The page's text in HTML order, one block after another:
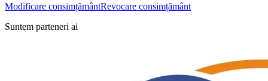
Modificare consimțământRevocare consimțământ
Suntem parteneri ai